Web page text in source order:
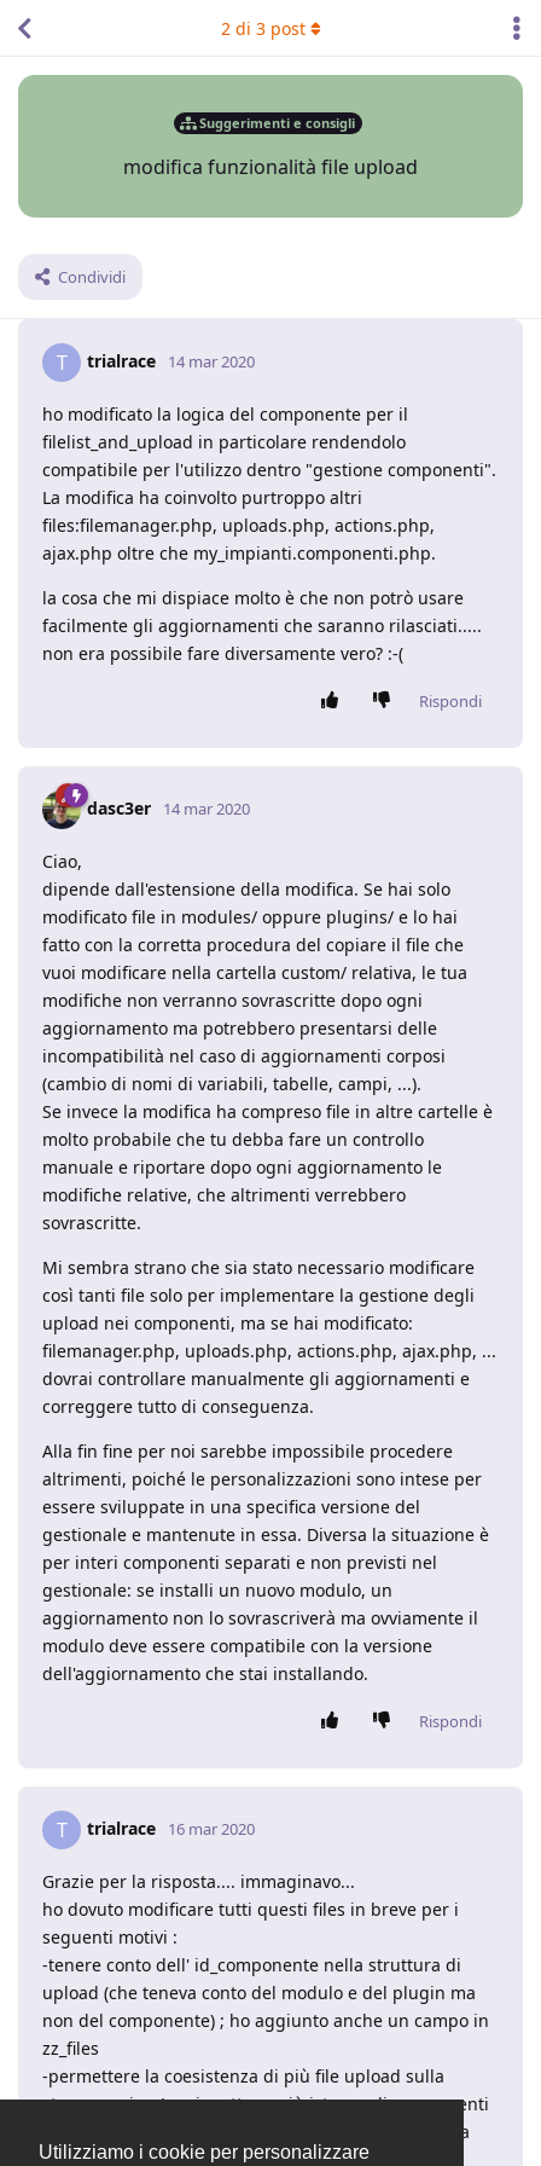
Utilizziamo i cookie per personalizzare
Suggerimenti e consigli
modifica funzionalità file upload
Condividi
2di 3post
T trialrace 14 mar 2020
ho modificato la logica del componente per il
filelist_and_upload in particolare rendendolo
compatibile per l'utilizzo dentro "gestione componenti".
La modifica ha coinvolto purtroppo altri
files:filemanager.php, uploads.php, actions.php,
ajax.php oltre che my_impianti.componenti.php.
la cosa che mi dispiace molto è che non potrò usare
facilmente gli aggiornamenti che saranno rilasciati.....
non era possibile fare diversamente vero? :-(
Rispondi
dasc3er 14 mar 2020
Ciao,
dipende dall'estensione della modifica. Se hai solo
modificato file in modules/ oppure plugins/ e lo hai
fatto con la corretta procedura del copiare il file che
vuoi modificare nella cartella custom/ relativa, le tua
modifiche non verranno sovrascritte dopo ogni
aggiornamento ma potrebbero presentarsi delle
incompatibilità nel caso di aggiornamenti corposi
(cambio di nomi di variabili, tabelle, campi, ...).
Se invece la modifica ha compreso file in altre cartelle è
molto probabile che tu debba fare un controllo
manuale e riportare dopo ogni aggiornamento le
modifiche relative, che altrimenti verrebbero
sovrascritte.
Mi sembra strano che sia stato necessario modificare
così tanti file solo per implementare la gestione degli
upload nei componenti, ma se hai modificato:
filemanager.php, uploads.php, actions.php, ajax.php, ...
dovrai controllare manualmente gli aggiornamenti e
correggere tutto di conseguenza.
Alla fin fine per noi sarebbe impossibile procedere
altrimenti, poiché le personalizzazioni sono intese per
essere sviluppate in una specifica versione del
gestionale e mantenute in essa. Diversa la situazione è
per interi componenti separati e non previsti nel
gestionale: se installi un nuovo modulo, un
aggiornamento non lo sovrascriverà ma ovviamente il
modulo deve essere compatibile con la versione
dell'aggiornamento che stai installando.
Rispondi
T trialrace 16 mar 2020
Grazie per la risposta.... immaginavo...
ho dovuto modificare tutti questi files in breve per i
seguenti motivi :
-tenere conto dell' id_componente nella struttura di
upload (che teneva conto del modulo e del plugin ma
non del componente) ; ho aggiunto anche un campo in
zz_files
-permettere la coesistenza di più file upload sulla
stessa pagina (se si mettono più istanze di componenti
in un intervento verranno a trovarsi tutti sulla stessa
pagina.....